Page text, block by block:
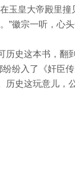
玉皇大帝殿里
”徽宗一听，心
历史这本书，翻
纷入了《奸臣
历史这玩意儿，